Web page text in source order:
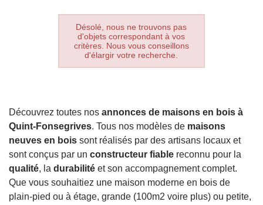
Désolé, nous ne trouvons pas
d'objets correspondant à vos
critères. Nous vous conseillons
d'élargir votre recherche.
Découvrez toutes nos annonces de maisons en bois à
Quint-Fonsegrives. Tous nos modèles de maisons
neuves en bois sont réalisés par des artisans locaux et
sont conçus par un constructeur fiable reconnu pour la
qualité, la durabilité et son accompagnement complet.
Que vous souhaitiez une maison moderne en bois de
plain-pied ou à étage, grande (100m2 voire plus) ou petite,